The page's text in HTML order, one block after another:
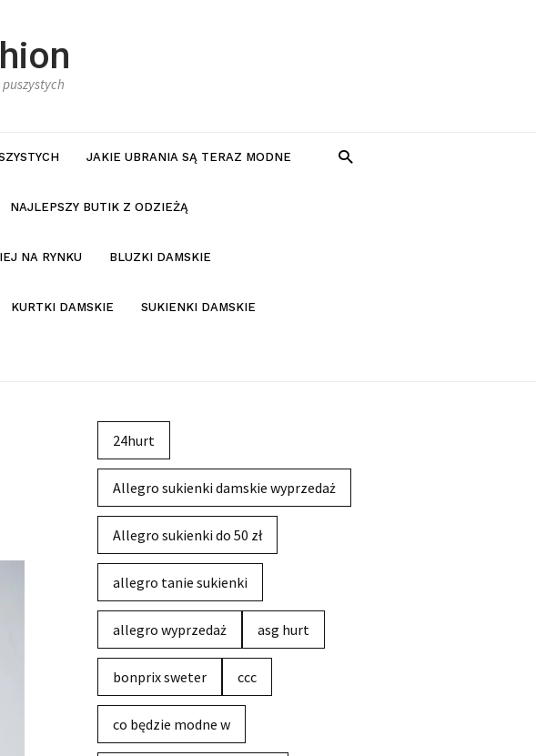
JAKIE UBRANIA SĄ TERAZ MODNE
NAJLEPSZY BUTIK Z ODZIEŻĄ
NA RYNKU BLUZKI DAMSKIE
KURTKI DAMSKIE SUKIENKI DAMSKIE
24hurt
Allegro sukienki damskie wyprzedaż
Allegro sukienki do 50 zł
allegro tanie sukienki
allegro wyprzedaż asg hurt
bonprix sweter ccc
co będzie modne w